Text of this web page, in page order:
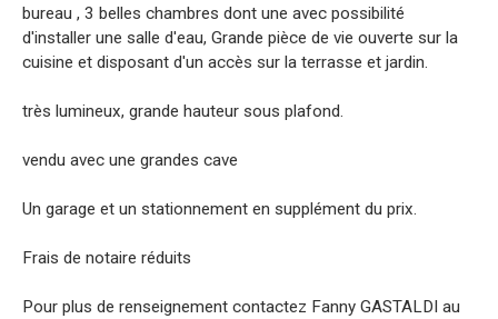
bureau , 3 belles chambres dont une avec possibilité
d'installer une salle d'eau, Grande pièce de vie ouverte sur la
cuisine et disposant d'un accès sur la terrasse et jardin.
très lumineux, grande hauteur sous plafond.
vendu avec une grandes cave
Un garage et un stationnement en supplément du prix.
Frais de notaire réduits
Pour plus de renseignement contactez Fanny GASTALDI au